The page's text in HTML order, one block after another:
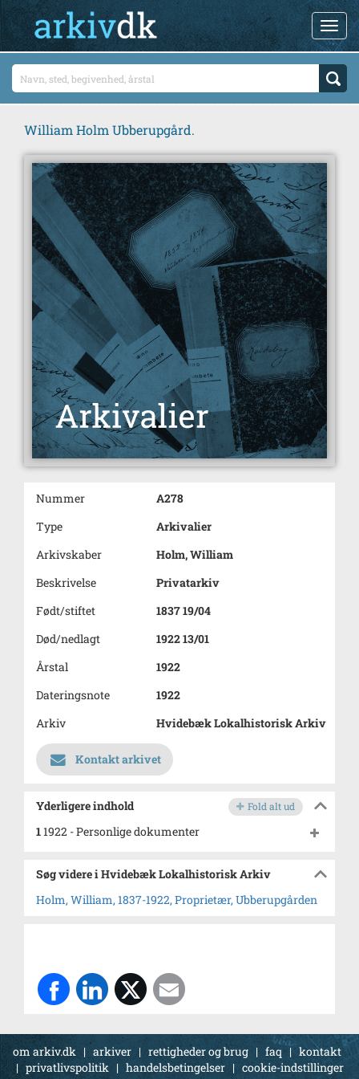
William Holm Ubberupgård.
Nummer
A278
Type
Arkivalier
Arkivskaber
Holm, William
Beskrivelse
Privatarkiv
Født/stiftet
1837 19/04
Død/nedlagt
1922 13/01
Årstal
1922
Dateringsnote
1922
Arkiv
Hvidebæk Lokalhistorisk Arkiv
Kontakt arkivet
Yderligere indhold Fold alt ud
11922 - Personlige dokumenter
Søg videre i Hvidebæk Lokalhistorisk Arkiv
Holm, William, 1837-1922, Proprietær, Ubberupgården
om arkiv.dk | arkiver | rettigheder og brug | faq | kontakt
|privatlivspolitik | handelsbetingelser | cookie-indstillinger